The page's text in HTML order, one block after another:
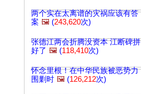
两个实在太离谱的灾祸应该有答
案 🖼️ (243,620次)
张德江两会折腾没资本 江断碑拼
好了 🖼️ (118,410次)
怀念里根！在中华民族被恶势力
围剿时 🖼️ (126,212次)